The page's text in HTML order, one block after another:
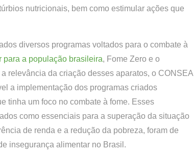
nutricionais, bem como estimular ações que
diversos programas voltados para o combate à
para a população brasileira, Fome Zero e o
relevância da criação desses aparatos, o CONSEA
a implementação dos programas criados
tinha um foco no combate à fome. Esses
como essenciais para a superação da situação
de renda e a redução da pobreza, foram de
insegurança alimentar no Brasil.